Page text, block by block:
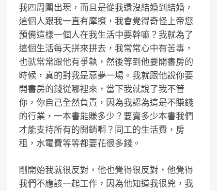
我四周圍出現，而且是從我還沒結婚到結婚，
這個人跟我一直有摩擦，我會覺得奇怪上帝您
預備這樣一個人在我生活中要幹嘛？我就為了
這個生活每天拼來拼去，我常常心中有苦毒，
也就常常跟他有爭執，然後等到他要開書房的
時候，真的對我是惡夢一場。我就跟他說你要
開書房的錢從哪裡來，當下我就說了我不管
你，你自己全然負責，因為我認為這是不賺錢
的行業，一本書能賺多少？要賣多少本書我們
才能支持所有的開銷啊？同工的生活費，房
租，水電費等等都要花很多錢。
剛開始我就很反對，他也覺得很反對，他覺得
我們不應該一起工作，因為他知道我很兇，我